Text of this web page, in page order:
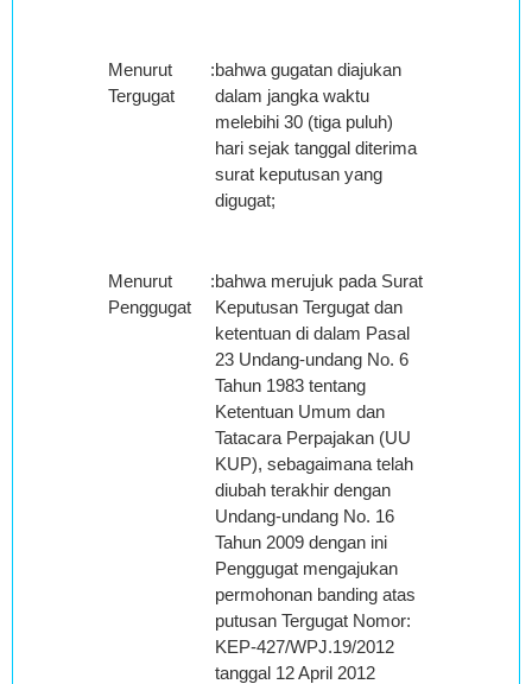
Menurut
Tergugat
:bahwa gugatan diajukan
dalam jangka waktu
melebihi 30 (tiga puluh)
hari sejak tanggal diterima
surat keputusan yang
digugat;
Menurut
Penggugat
:bahwa merujuk pada Surat
Keputusan Tergugat dan
ketentuan di dalam Pasal
23 Undang-undang No. 6
Tahun 1983 tentang
Ketentuan Umum dan
Tatacara Perpajakan (UU
KUP), sebagaimana telah
diubah terakhir dengan
Undang-undang No. 16
Tahun 2009 dengan ini
Penggugat mengajukan
permohonan banding atas
putusan Tergugat Nomor:
KEP-427/WPJ.19/2012
tanggal 12 April 2012